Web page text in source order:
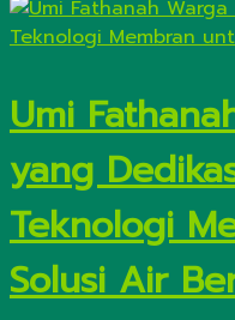
Umi
yang
Teknologi
Solusi Air